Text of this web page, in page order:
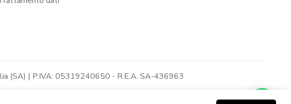
(SA) | P.IVA: 05319240650 - R.E.A. SA-436963